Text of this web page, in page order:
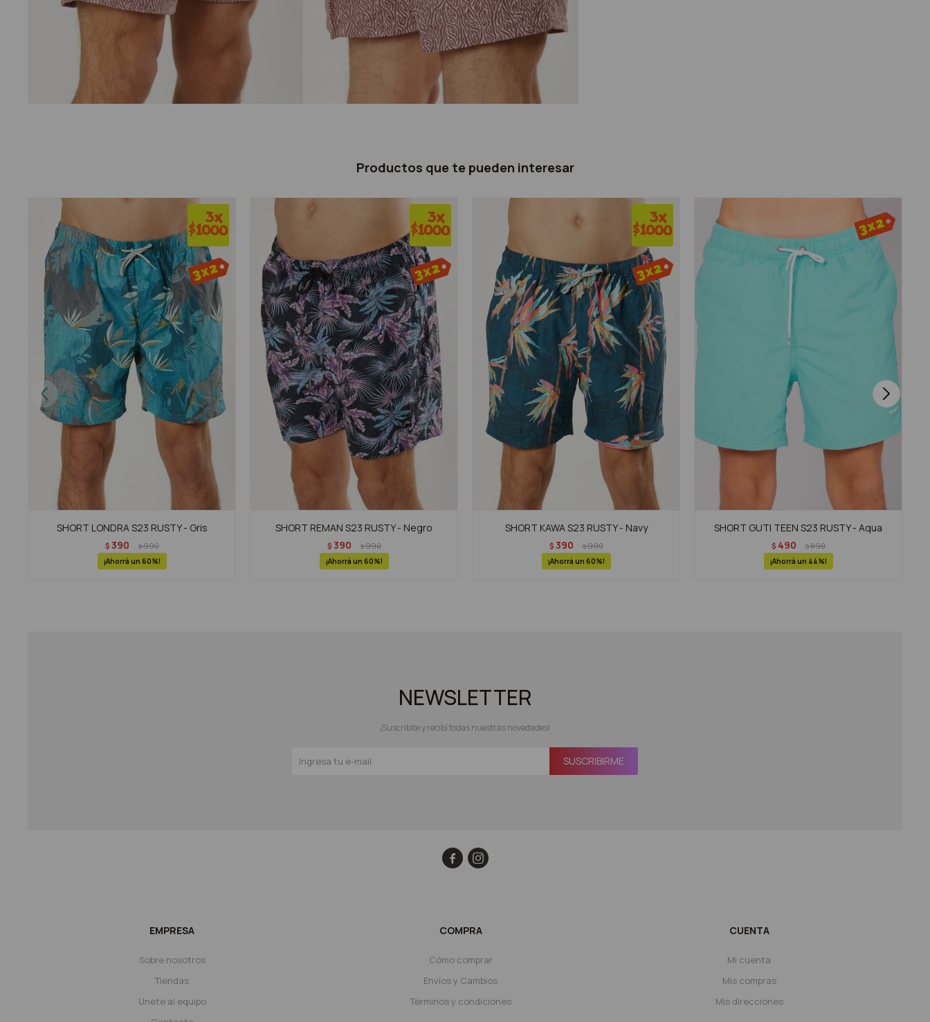
Productos que te pueden interesar
SHORT LONDRA S23 RUSTY - Gris
$ 390 $990
60
SHORT REMAN S23 RUSTY - Negro
$ 390 $990
60
SHORT KAWA S23 RUSTY - Navy
$ 390 $990
60
SHORT GUTI TEEN S23 RUSTY - Aqua
$ 490 $890
44
EMPRESA
Sobre nosotros
Tiendas
Unete al equipo
COMPRA
Cómo comprar
Envíos y Cambios
Términos y condiciones
CUENTA
Mi cuenta
Mis compras
Mis direcciones
NEWSLETTER
¡Suscribite y recibí todas nuestras novedades!
SUSCRIBIRME
 